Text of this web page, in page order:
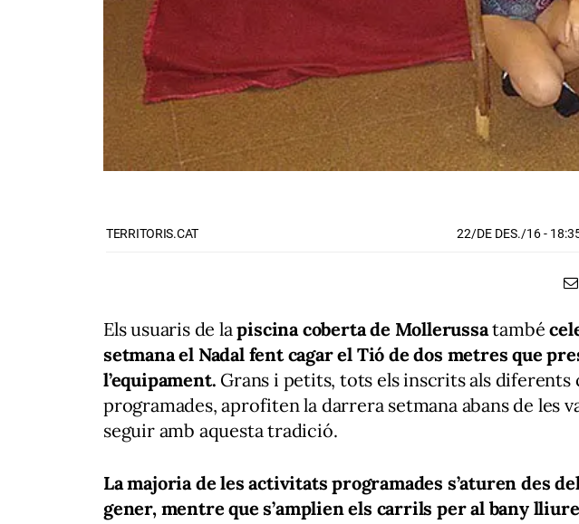
TERRITORIS.CAT 22/DE DES./16-
Els usuaris de lapiscina coberta de Mollerussatambé
setmana el Nadal fent cagar el Tió de dos metres que
l’equipament. Grans i petits, tots els inscrits als
programades, aprofiten la darrera setmana abans de les
seguir amb aquesta tradició.
La majoria de les activitats programades s’aturen des
gener, mentre que s’amplien els carrils per al bany